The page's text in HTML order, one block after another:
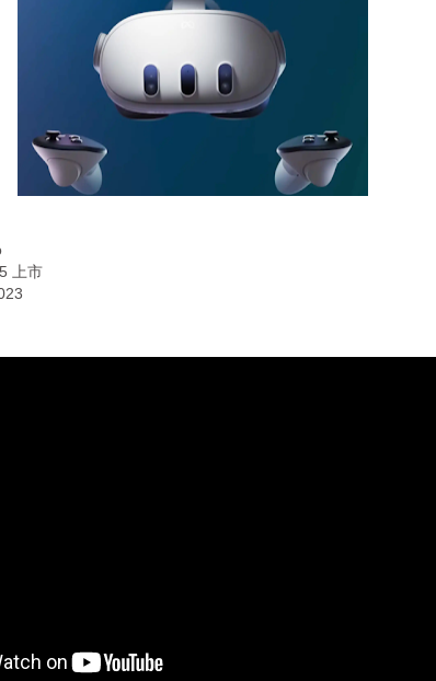
上市